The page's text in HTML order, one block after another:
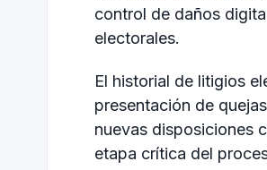
control de daños
electorales.
El historial de litigios
presentación de
nuevas disposiciones
etapa crítica del